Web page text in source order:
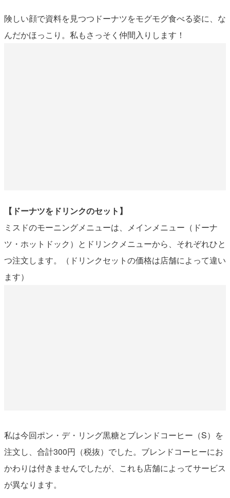
険しい顔で資料を見つつドーナツをモグモグ食べる姿に、な
んだかほっこり。私もさっそく仲間入りします！
【ドーナツをドリンクのセット】
ミスドのモーニングメニューは、メインメニュー（ドーナ
ツ・ホットドック）とドリンクメニューから、それぞれひと
つ注文します。（ドリンクセットの価格は店舗によって違い
ます）
私は今回ポン・デ・リング黒糖とブレンドコーヒー（S）を
注文し、合計300円（税抜）でした。ブレンドコーヒーにお
かわりは付きませんでしたが、これも店舗によってサービス
が異なります。